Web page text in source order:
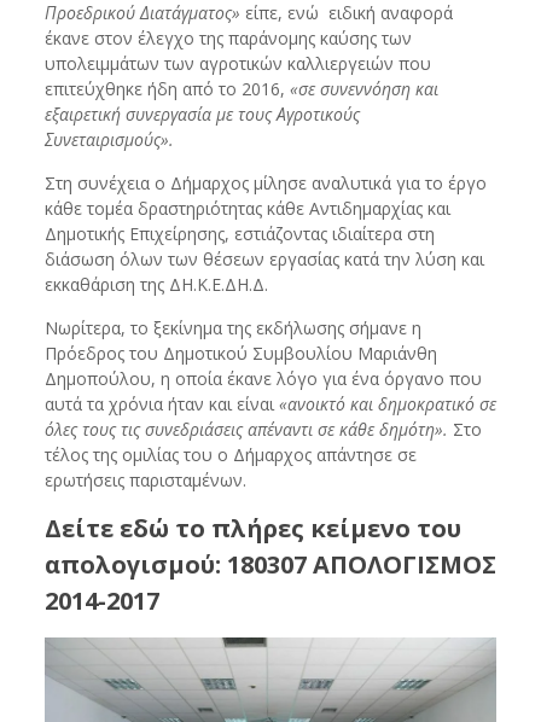
Προεδρικού Διατάγματος» είπε, ενώ ειδική αναφορά
έκανε στον έλεγχο της παράνομης καύσης των
υπολειμμάτων των αγροτικών καλλιεργειών που
επιτεύχθηκε ήδη από το 2016, «σε συνεννόηση και
εξαιρετική συνεργασία με τους Αγροτικούς
Συνεταιρισμούς».
Στη συνέχεια ο Δήμαρχος μίλησε αναλυτικά για το έργο
κάθε τομέα δραστηριότητας κάθε Αντιδημαρχίας και
Δημοτικής Επιχείρησης, εστιάζοντας ιδιαίτερα στη
διάσωση όλων των θέσεων εργασίας κατά την λύση και
εκκαθάριση της ΔΗ.Κ.Ε.ΔΗ.Δ.
Νωρίτερα, το ξεκίνημα της εκδήλωσης σήμανε η
Πρόεδρος του Δημοτικού Συμβουλίου Μαριάνθη
Δημοπούλου, η οποία έκανε λόγο για ένα όργανο που
αυτά τα χρόνια ήταν και είναι «ανοικτό και δημοκρατικό σε
όλες τους τις συνεδριάσεις απέναντι σε κάθε δημότη». Στο
τέλος της ομιλίας του ο Δήμαρχος απάντησε σε
ερωτήσεις παρισταμένων.
Δείτε εδώ το πλήρες κείμενο του
απολογισμού: 180307 ΑΠΟΛΟΓΙΣΜΟΣ
2014-2017